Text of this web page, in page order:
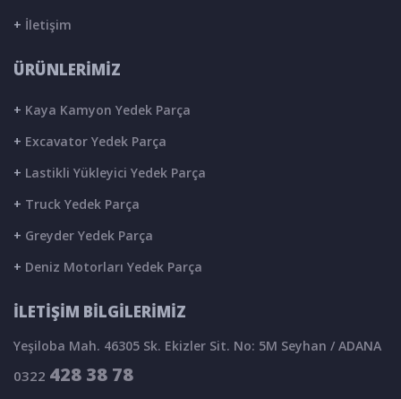
+ İletişim
ÜRÜNLERİMİZ
+ Kaya Kamyon Yedek Parça
+ Excavator Yedek Parça
+ Lastikli Yükleyici Yedek Parça
+ Truck Yedek Parça
+ Greyder Yedek Parça
+ Deniz Motorları Yedek Parça
İLETİŞİM BİLGİLERİMİZ
Yeşiloba Mah. 46305 Sk. Ekizler Sit. No: 5M Seyhan / ADANA
0322 428 38 78